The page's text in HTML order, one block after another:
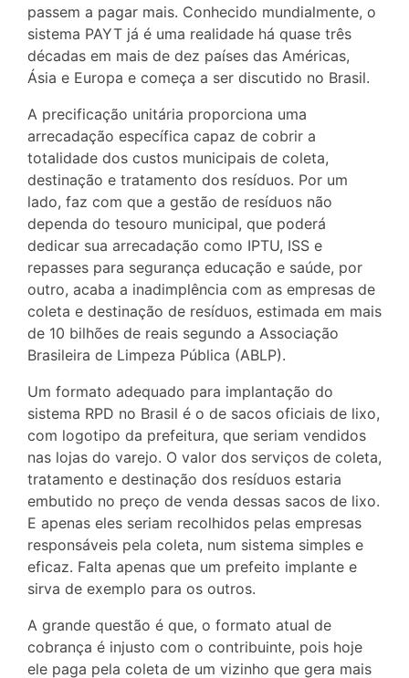
passem a pagar mais. Conhecido mundialmente, o
sistema PAYT já é uma realidade há quase três
décadas em mais de dez países das Américas,
Ásia e Europa e começa a ser discutido no Brasil.
A precificação unitária proporciona uma
arrecadação específica capaz de cobrir a
totalidade dos custos municipais de coleta,
destinação e tratamento dos resíduos. Por um
lado, faz com que a gestão de resíduos não
dependa do tesouro municipal, que poderá
dedicar sua arrecadação como IPTU, ISS e
repasses para segurança educação e saúde, por
outro, acaba a inadimplência com as empresas de
coleta e destinação de resíduos, estimada em mais
de 10 bilhões de reais segundo a Associação
Brasileira de Limpeza Pública (ABLP).
Um formato adequado para implantação do
sistema RPD no Brasil é o de sacos oficiais de lixo,
com logotipo da prefeitura, que seriam vendidos
nas lojas do varejo. O valor dos serviços de coleta,
tratamento e destinação dos resíduos estaria
embutido no preço de venda dessas sacos de lixo.
E apenas eles seriam recolhidos pelas empresas
responsáveis pela coleta, num sistema simples e
eficaz. Falta apenas que um prefeito implante e
sirva de exemplo para os outros.
A grande questão é que, o formato atual de
cobrança é injusto com o contribuinte, pois hoje
ele paga pela coleta de um vizinho que gera mais